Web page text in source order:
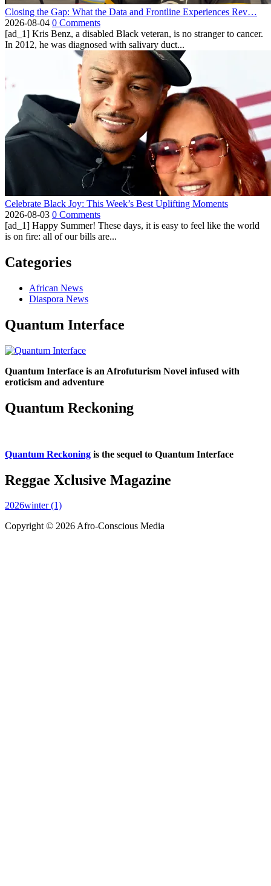
Closing the Gap: What the Data and Frontline Experiences Rev…
2026-08-04 0 Comments
[ad_1] Kris Benz, a disabled Black veteran, is no stranger to cancer.
In 2012, he was diagnosed with salivary duct...
Celebrate Black Joy: This Week’s Best Uplifting Moments
2026-08-03 0 Comments
[ad_1] Happy Summer! These days, it is easy to feel like the world
is on fire: all of our bills are...
Categories
African News
Diaspora News
Quantum Interface
Quantum Interface is an Afrofuturism Novel infused with
eroticism and adventure
Quantum Reckoning
Quantum Reckoning is the sequel to Quantum Interface
Reggae Xclusive Magazine
2026winter (1)
Copyright © 2026 Afro-Conscious Media